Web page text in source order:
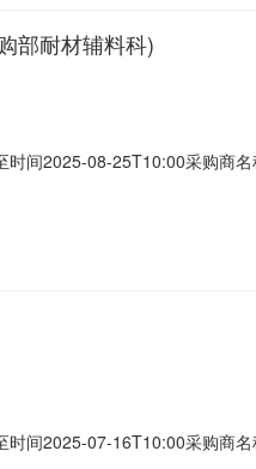
部耐材辅料科)
间2025-08-25T10:00采购商
项报价需填报回传（盖公章、
间2025-07-16T10:00采购商